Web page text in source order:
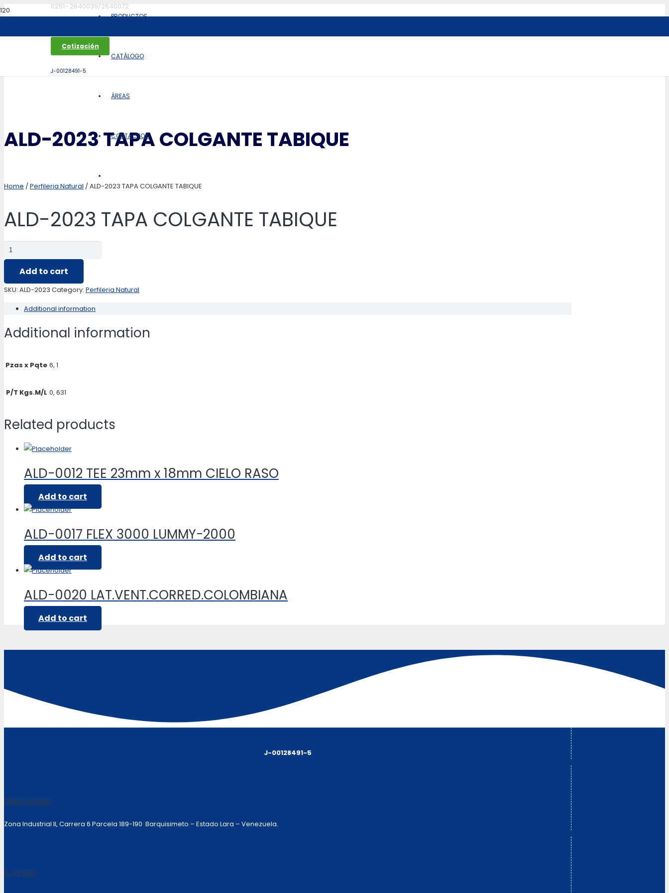
0251- 2640039/2640072
Cotización
J-00128491-5
PRODUCTOS
CATÁLOGO
ÁREAS
CONTACTOS
ALD-2023 TAPA COLGANTE TABIQUE
Home /Perfileria Natural / ALD-2023 TAPA COLGANTE TABIQUE
ALD-2023 TAPA COLGANTE TABIQUE
ALD-
2023
TAPA
COLGANTE
quantity
Add to cart
SKU: ALD-2023 Category: Perfileria Natural
Additional information
Additional information
Pzas x Pqte 6, 1
P/T Kgs.M/L 0, 631
Related products
ALD-0012 TEE 23mm x 18mm CIELO RASO
Add to cart
ALD-0017 FLEX 3000 LUMMY-2000
Add to cart
ALD-0020 LAT.VENT.CORRED.COLOMBIANA
Add to cart
J-00128491-5
Ubicación:
Zona Industrial II, Carrera 6 Parcela 189-190 Barquisimeto – Estado Lara – Venezuela.
E-mail: